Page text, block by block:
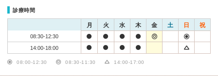
診療時間
月 火 水 木 金 土 日 祝
08:30-12:30
14:00-18:00
08:00-12:30 08:30-11:30 14:00-17:00